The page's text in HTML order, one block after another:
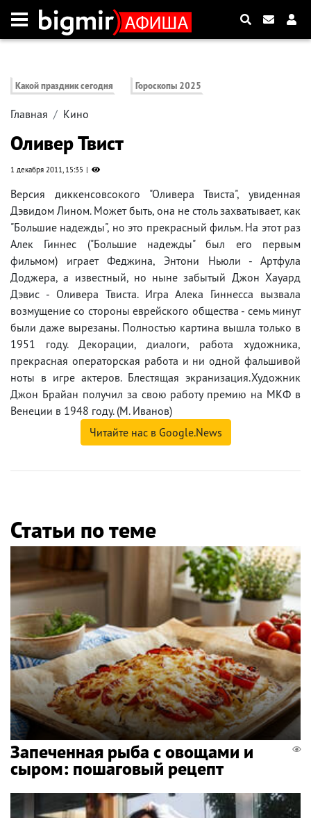
Какой праздник сегодня Гороскопы 2025
Главная Кино
Оливер Твист
1 декабря 2011, 15:35
Версия диккенсовсокого "Оливера Твиста", увиденная
Дэвидом Лином. Может быть, она не столь захватывает, как
"Большие надежды", но это прекрасный фильм. На этот раз
Алек Гиннес ("Большие надежды" был его первым
фильмом) играет Феджина, Энтони Ньюли - Артфула
Доджера, а известный, но ныне забытый Джон Хауард
Дэвис - Оливера Твиста. Игра Алека Гиннесса вызвала
возмущение со стороны еврейского общества - семь минут
были даже вырезаны. Полностью картина вышла только в
1951 году. Декорации, диалоги, работа художника,
прекрасная операторская работа и ни одной фальшивой
ноты в игре актеров. Блестящая экранизация.Художник
Джон Брайан получил за свою работу премию на МКФ в
Венеции в 1948 году. (М. Иванов)
Читайте нас в Google.News
Статьи по теме
Запеченная рыба с овощами и
сыром: пошаговый рецепт